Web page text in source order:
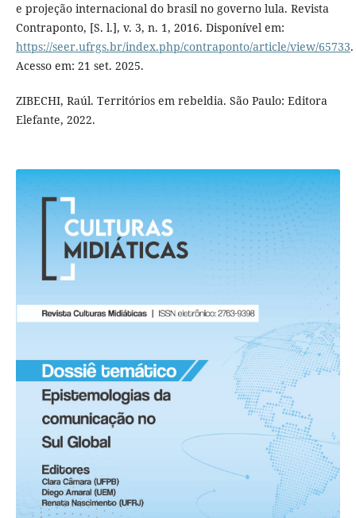
e projeção internacional do brasil no governo lula. Revista
Contraponto, [S. l.], v. 3, n. 1, 2016. Disponível em:
https://seer.ufrgs.br/index.php/contraponto/article/view/65733.
Acesso em: 21 set. 2025.
ZIBECHI, Raúl. Territórios em rebeldia. São Paulo: Editora
Elefante, 2022.